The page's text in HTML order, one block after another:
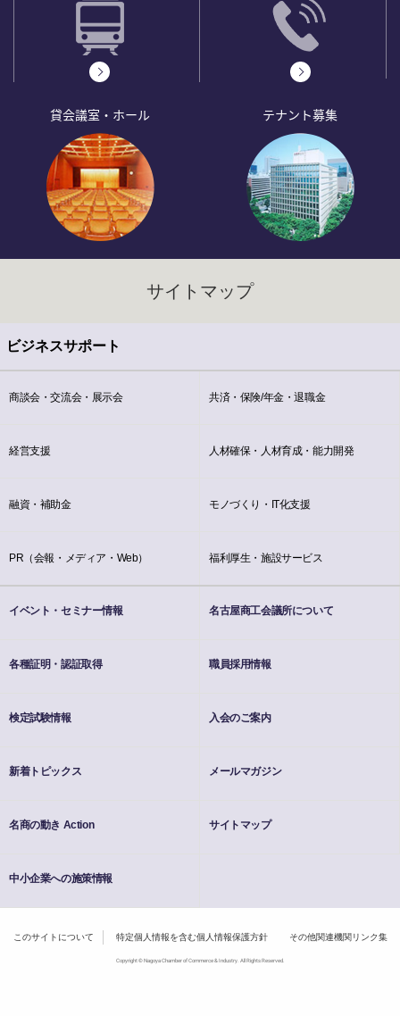
貸会議室・ホール テナント募集
サイトマップ
ビジネスサポート
商談会・交流会・展示会
経営支援
融資・補助金
PR（会報・メディア・Web）
共済・保険/年金・退職金
人材確保・人材育成・能力開発
モノづくり・IT化支援
福利厚生・施設サービス
イベント・セミナー情報
各種証明・認証取得
検定試験情報
新着トピックス
名商の動き Action
中小企業への施策情報
名古屋商工会議所について
職員採用情報
入会のご案内
メールマガジン
サイトマップ
このサイトについて 特定個人情報を含む個人情報保護方針 その他関連機関リンク集
Copyright © Nagoya Chamber of Commerce & Industry. All Rights Reserved.